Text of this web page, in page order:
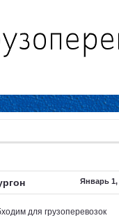
Январь 1,
для грузоперевозок